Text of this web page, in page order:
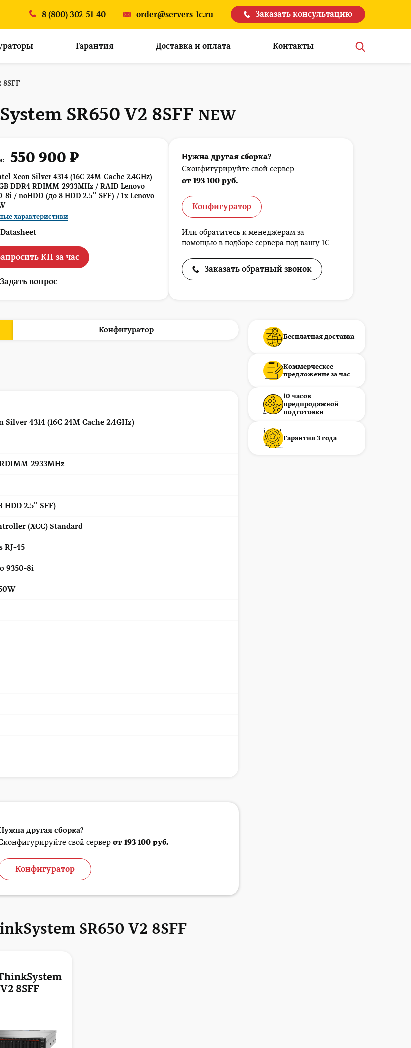
8 (800) 302-51-40 order@servers-1c.ru Заказать консультацию
Гарантия Доставка и оплата Контакты
8SFF
SR650 V2 8SFF NEW
550 900 ₽
Xeon Silver 4314 (16C 24M Cache 2.4GHz)
DDR4 RDIMM 2933MHz / RAID Lenovo
8i / noHDD (до 8 HDD 2.5'' SFF) / 1x Lenovo
характеристики
Datasheet
КП за час
вопрос
Нужна другая сборка?
Сконфигурируйте свой сервер
от 193 100 руб.
Конфигуратор
Или обратитесь к менеджерам за
помощью в подборе сервера под вашу 1С
Заказать обратный звонок
Бесплатная доставка
Коммерческое
предложение за час
10 часов
предпродажной
подготовки
Гарантия 3 года
Конфигуратор
Silver 4314 (16C 24M Cache 2.4GHz)
2933MHz
HDD 2.5'' SFF)
(XCC) Standard
RJ-45
9350-8i
другая сборка?
свой сервер от 193 100 руб.
Конфигуратор
SR650 V2 8SFF
8SFF